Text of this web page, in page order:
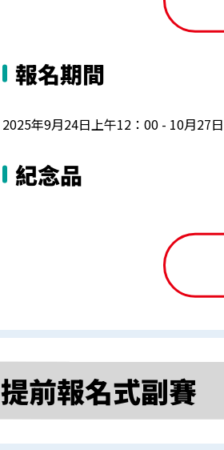
報名期間
2025年9月24日上午12：00 - 10月27
紀念品
提前報名式副賽